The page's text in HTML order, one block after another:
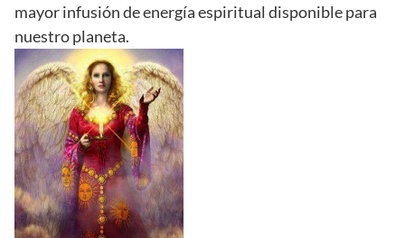
mayor infusión de energía espiritual disponible para
nuestro planeta.